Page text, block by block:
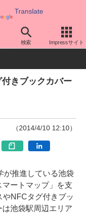
Translate
検索 Impressサイト
きブックカバー
（2014/4/10 12:10）
推進している池袋
ートマップ」を支
NFCタグ付きブッ
池袋駅周辺エリア